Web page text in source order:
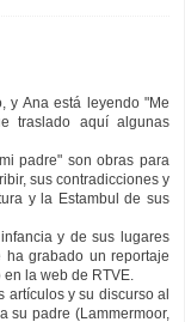
y Ana está leyendo "Me
traslado aquí algunas
padre" son obras para
sus contradicciones y
y la Estambul de sus
y de sus lugares
grabado un reportaje
la web de RTVE.
artículos y su discurso al
su padre (Lammermoor,